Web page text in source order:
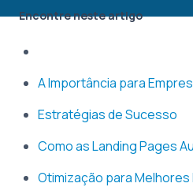
Encontre neste artigo
A Importância para
Estratégias de Sucesso
Como as Landing Pages
Otimização para